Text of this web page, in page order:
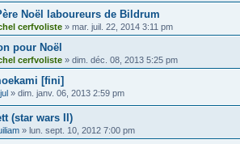
Noël laboureurs de Bildrum
cerfvoliste » mar. juil. 22, 2014 3:11 pm
pour Noël
cerfvoliste » dim. déc. 08, 2013 5:25 pm
[fini]
» dim. janv. 06, 2013 2:59 pm
(star wars II)
» lun. sept. 10, 2012 7:00 pm